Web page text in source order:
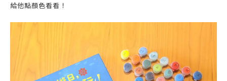
給他點顏色看看！